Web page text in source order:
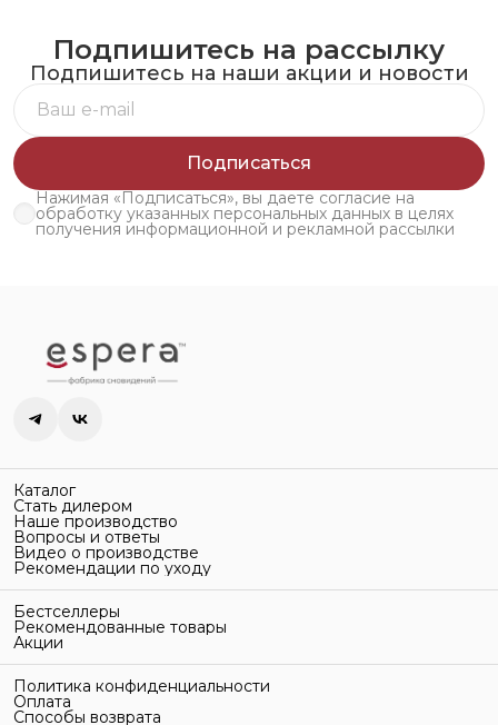
Подпишитесь на рассылку
Подпишитесь на наши акции и новости
Подписаться
Нажимая «Подписаться», вы даете согласие на
обработку указанных персональных данных в целях
получения информационной и рекламной рассылки
Каталог
Стать дилером
Наше производство
Вопросы и ответы
Видео о производстве
Рекомендации по уходу
Бестселлеры
Рекомендованные товары
Акции
Политика конфиденциальности
Оплата
Способы возврата